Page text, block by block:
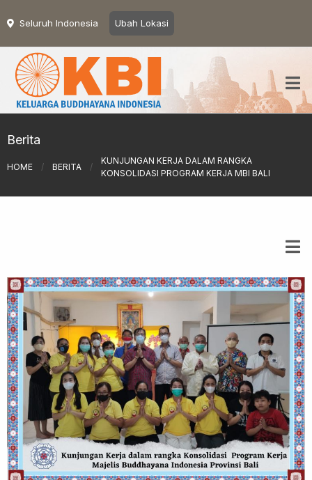
Seluruh Indonesia Ubah Lokasi
Berita
HOME / BERITA /
KUNJUNGAN KERJA DALAM RANGKA
KONSOLIDASI PROGRAM KERJA MBI BALI